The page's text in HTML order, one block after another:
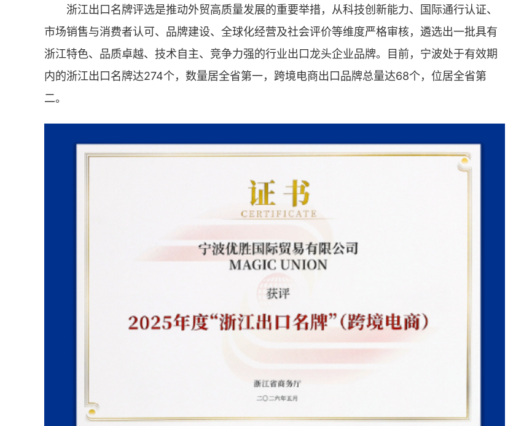
浙江出口名牌评选是推动外贸高质量发展的重要举措，从科技创新能力、国际通行认证、
市场销售与消费者认可、品牌建设、全球化经营及社会评价等维度严格审核，遴选出一批具有
浙江特色、品质卓越、技术自主、竞争力强的行业出口龙头企业品牌。目前，宁波处于有效期
内的浙江出口名牌达274个，数量居全省第一，跨境电商出口品牌总量达68个，位居全省第
二。